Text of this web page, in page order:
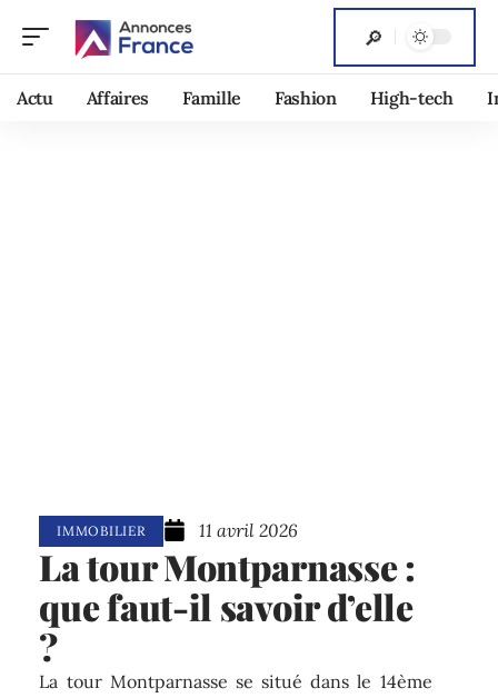
Actu Affaires Famille Fashion High-tech
IMMOBILIER 11 avril 2026
La tour Montparnasse :
que faut-il savoir d’elle
?
La tour Montparnasse se situé dans le 14ème